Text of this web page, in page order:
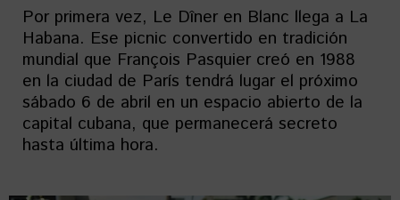
Por primera vez, Le Dîner en Blanc llega a La
Habana. Ese picnic convertido en tradición
mundial que François Pasquier creó en 1988
en la ciudad de París tendrá lugar el próximo
sábado 6 de abril en un espacio abierto de la
capital cubana, que permanecerá secreto
hasta última hora.